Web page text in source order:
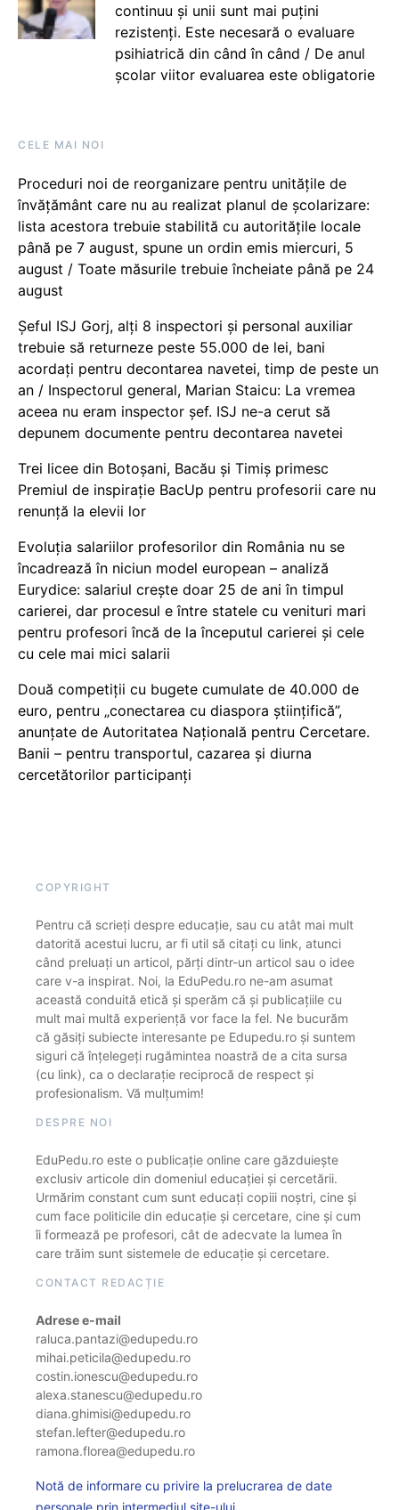
continuu și unii sunt mai puțini
rezistenți. Este necesară o evaluare
psihiatrică din când în când / De anul
școlar viitor evaluarea este obligatorie
CELE MAI NOI
Proceduri noi de reorganizare pentru unitățile de
învățământ care nu au realizat planul de școlarizare:
lista acestora trebuie stabilită cu autoritățile locale
până pe 7 august, spune un ordin emis miercuri, 5
august / Toate măsurile trebuie încheiate până pe 24
august
Șeful ISJ Gorj, alți 8 inspectori și personal auxiliar
trebuie să returneze peste 55.000 de lei, bani
acordați pentru decontarea navetei, timp de peste un
an / Inspectorul general, Marian Staicu: La vremea
aceea nu eram inspector șef. ISJ ne-a cerut să
depunem documente pentru decontarea navetei
Trei licee din Botoșani, Bacău și Timiș primesc
Premiul de inspirație BacUp pentru profesorii care nu
renunță la elevii lor
Evoluția salariilor profesorilor din România nu se
încadrează în niciun model european – analiză
Eurydice: salariul crește doar 25 de ani în timpul
carierei, dar procesul e între statele cu venituri mari
pentru profesori încă de la începutul carierei și cele
cu cele mai mici salarii
Două competiții cu bugete cumulate de 40.000 de
euro, pentru „conectarea cu diaspora științifică”,
anunțate de Autoritatea Națională pentru Cercetare.
Banii – pentru transportul, cazarea și diurna
cercetătorilor participanți
COPYRIGHT
Pentru că scrieți despre educație, sau cu atât mai mult
datorită acestui lucru, ar fi util să citați cu link, atunci
când preluați un articol, părți dintr-un articol sau o idee
care v-a inspirat. Noi, la EduPedu.ro ne-am asumat
această conduită etică și sperăm că și publicațiile cu
mult mai multă experiență vor face la fel. Ne bucurăm
că găsiți subiecte interesante pe Edupedu.ro și suntem
siguri că înțelegeți rugămintea noastră de a cita sursa
(cu link), ca o declarație reciprocă de respect și
profesionalism. Vă mulțumim!
DESPRE NOI
EduPedu.ro este o publicație online care găzduiește
exclusiv articole din domeniul educației și cercetării.
Urmărim constant cum sunt educați copiii noștri, cine și
cum face politicile din educație și cercetare, cine și cum
îi formează pe profesori, cât de adecvate la lumea în
care trăim sunt sistemele de educație și cercetare.
CONTACT REDACȚIE
Adrese e-mail
raluca.pantazi@edupedu.ro
mihai.peticila@edupedu.ro
costin.ionescu@edupedu.ro
alexa.stanescu@edupedu.ro
diana.ghimisi@edupedu.ro
stefan.lefter@edupedu.ro
ramona.florea@edupedu.ro
Notă de informare cu privire la prelucrarea de date
personale prin intermediul site-ului